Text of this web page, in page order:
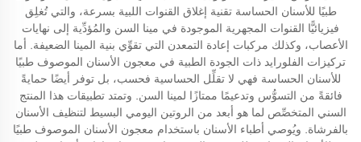
طبيًا للأسنان الحساسة تقنية إغلاق القنوات اللبية بسرعة، والتي تُغلِق
فيزيائيًّا القنوات المجهرية الموجودة في مينا السن والمُؤدِّية إلى نهايات
الأعصاب، وكذلك مركبات إعادة التمعدن التي تقوِّي بنية المينا الضعيفة. أما
تركيزات الفلورايد ذات الجودة الطبية في معجون الأسنان الموصوف طبيًا
للأسنان الحساسة فهي لا تقلِّل الحساسية فحسب، بل توفر أيضًا حمايةً
فائقةً من التسوُّس وتدعيمًا ممتازًا لمينا السن. وتمتد تطبيقات هذا المنتج
السني المتخصِّص لما هو أبعد من الروتين اليومي البسيط لتنظيف الأسنان
بالفرشاة. ويُوصي أطباء الأسنان باستخدام معجون الأسنان الموصوف طبيًا